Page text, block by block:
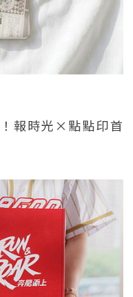
報時光×點點印首